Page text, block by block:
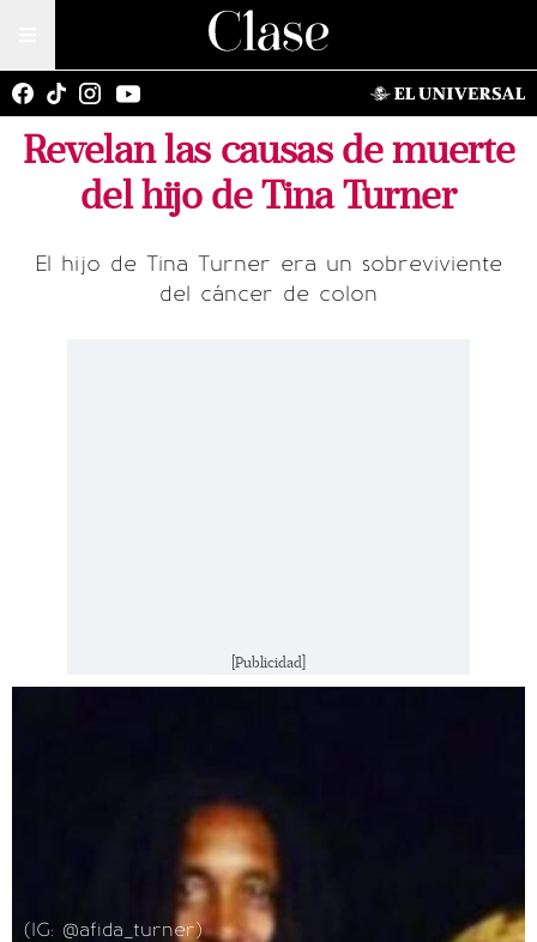
Revelan las causas de muerte
del hijo de Tina Turner
El hijo de Tina Turner era un sobreviviente
del cáncer de colon
[Publicidad]
(IG: @afida_turner)